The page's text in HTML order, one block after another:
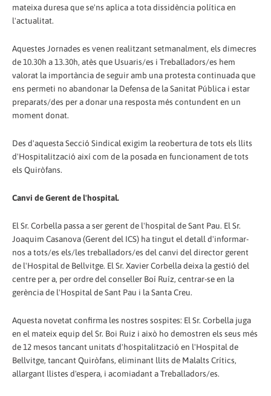
mateixa duresa que se'ns aplica a tota dissidència política en
l'actualitat.
Aquestes Jornades es venen realitzant setmanalment, els dimecres
de 10.30h a 13.30h, atès que Usuaris/es i Treballadors/es hem
valorat la importància de seguir amb una protesta continuada que
ens permeti no abandonar la Defensa de la Sanitat Pública i estar
preparats/des per a donar una resposta més contundent en un
moment donat.
Des d'aquesta Secció Sindical exigim la reobertura de tots els llits
d'Hospitalització així com de la posada en funcionament de tots
els Quiròfans.
Canvi de Gerent de l'hospital.
El Sr. Corbella passa a ser gerent de l'hospital de Sant Pau. El Sr.
Joaquim Casanova (Gerent del ICS) ha tingut el detall d'informar-
nos a tots/es els/les treballadors/es del canvi del director gerent
de l'Hospital de Bellvitge. El Sr. Xavier Corbella deixa la gestió del
centre per a, per ordre del conseller Boí Ruíz, centrar-se en la
gerència de l'Hospital de Sant Pau i la Santa Creu.
Aquesta novetat confirma les nostres sospites: El Sr. Corbella juga
en el mateix equip del Sr. Boi Ruiz i això ho demostren els seus més
de 12 mesos tancant unitats d'hospitalització en l'Hospital de
Bellvitge, tancant Quiròfans, eliminant llits de Malalts Crítics,
allargant llistes d'espera, i acomiadant a Treballadors/es.